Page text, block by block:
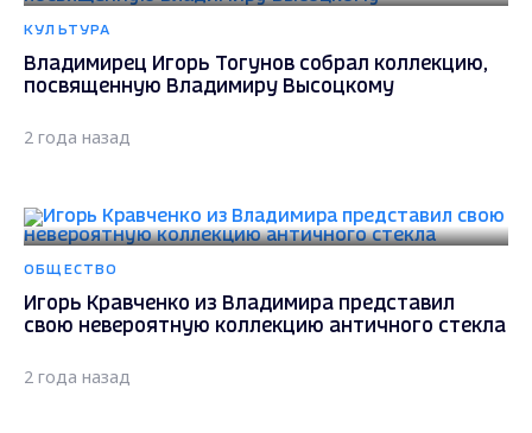
КУЛЬТУРА
Владимирец Игорь Тогунов собрал коллекцию,
посвященную Владимиру Высоцкому
2 года назад
ОБЩЕСТВО
Игорь Кравченко из Владимира представил
свою невероятную коллекцию античного стекла
2 года назад